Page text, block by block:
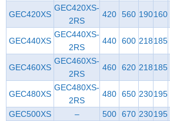
GEC420XS
GEC420XS-
2RS
420 560 190160
GEC440XS
GEC440XS-
2RS
440 600 218185
GEC460XS
GEC460XS-
2RS
460 620 218185
GEC480XS
GEC480XS-
2RS
480 650 230195
GEC500XS – 500 670 230195